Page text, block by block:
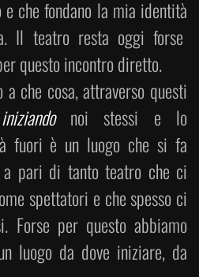
che fondano la mia identità
Il teatro resta oggi forse
questo incontro diretto.
che cosa, attraverso questi
iniziando noi stessi e lo
fuori è un luogo che si fa
a pari di tanto teatro che ci
spettatori e che spesso ci
Forse per questo abbiamo
luogo da dove iniziare, da